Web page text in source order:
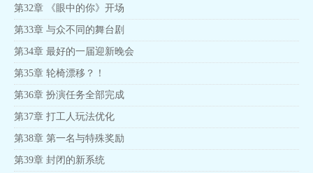
第32章 《眼中的你》开场
第33章 与众不同的舞台剧
第34章 最好的一届迎新晚会
第35章 轮椅漂移？！
第36章 扮演任务全部完成
第37章 打工人玩法优化
第38章 第一名与特殊奖励
第39章 封闭的新系统